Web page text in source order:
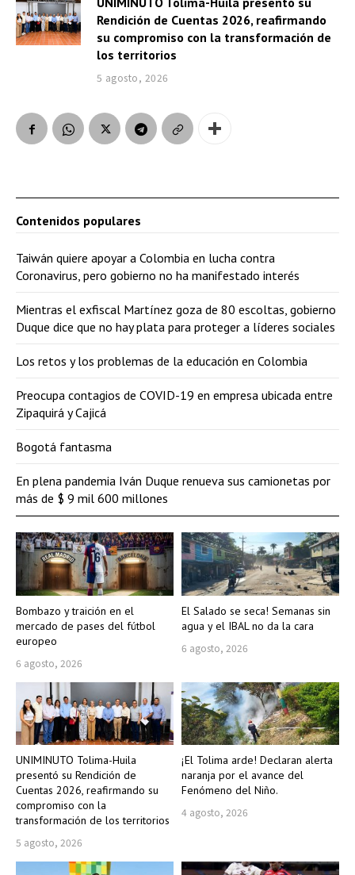
Rendición de Cuentas 2026, reafirmando
su compromiso con la transformación de
los territorios
5 agosto, 2026
Bombazo y traición en el
mercado de pases del fútbol
europeo
6 agosto, 2026
El Salado se seca! Semanas sin
agua y el IBAL no da la cara
6 agosto, 2026
UNIMINUTO Tolima-Huila
presentó su Rendición de
Cuentas 2026, reafirmando su
compromiso con la
transformación de los territorios
5 agosto, 2026
¡El Tolima arde! Declaran alerta
naranja por el avance del
Fenómeno del Niño.
4 agosto, 2026
Contenidos populares
Taiwán quiere apoyar a Colombia en lucha contra
Coronavirus, pero gobierno no ha manifestado interés
Mientras el exfiscal Martínez goza de 80 escoltas, gobierno
Duque dice que no hay plata para proteger a líderes sociales
Los retos y los problemas de la educación en Colombia
Preocupa contagios de COVID-19 en empresa ubicada entre
Zipaquirá y Cajicá
Bogotá fantasma
En plena pandemia Iván Duque renueva sus camionetas por
más de $ 9 mil 600 millones